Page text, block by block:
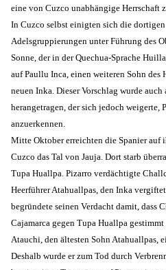
eine von Cuzco unabhängige Herrschaft
In Cuzco selbst einigten sich die dortigen
Adelsgruppierungen unter Führung des
Sonne, der in der Quechua-Sprache
auf Paullu Inca, einen weiteren Sohn des
neuen Inka. Dieser Vorschlag wurde
herangetragen, der sich jedoch weigerte,
anzuerkennen.
Mitte Oktober erreichten die Spanier auf
Cuzco das Tal von Jauja. Dort starb
Tupa Huallpa. Pizarro verdächtigte
Heerführer Atahuallpas, den Inka
begründete seinen Verdacht damit, dass
Cajamarca gegen Tupa Huallpa
Atauchi, den ältesten Sohn Atahuallpas,
Deshalb wurde er zum Tod durch